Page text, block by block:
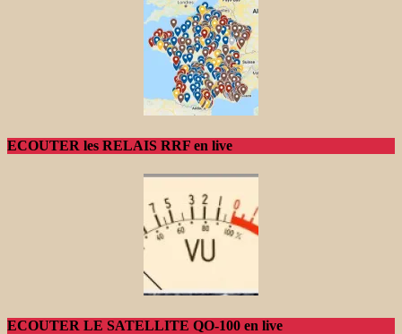
ECOUTER les RELAIS RRF en live
ECOUTER LE SATELLITE QO-100 en live